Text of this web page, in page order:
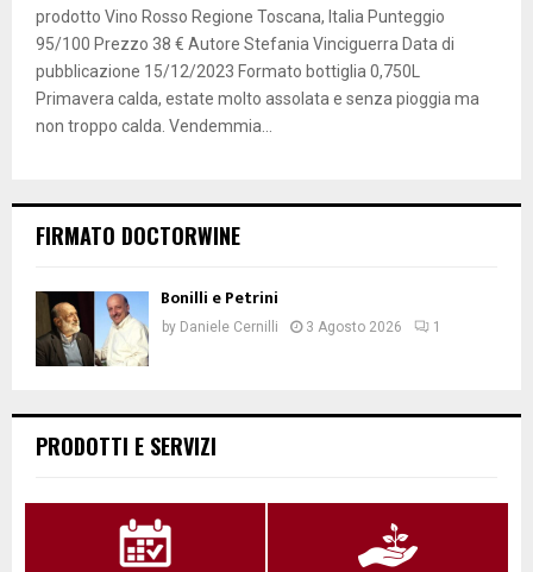
prodotto Vino Rosso Regione Toscana, Italia Punteggio
95/100 Prezzo 38 € Autore Stefania Vinciguerra Data di
pubblicazione 15/12/2023 Formato bottiglia 0,750L
Primavera calda, estate molto assolata e senza pioggia ma
non troppo calda. Vendemmia...
FIRMATO DOCTORWINE
Bonilli e Petrini
by Daniele Cernilli 3 Agosto 2026 1
PRODOTTI E SERVIZI